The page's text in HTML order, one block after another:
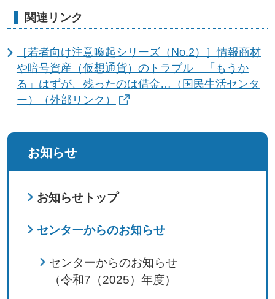
関連リンク
［若者向け注意喚起シリーズ（No.2）］情報商材
や暗号資産（仮想通貨）のトラブル 「もうか
る」はずが、残ったのは借金…（国民生活センタ
ー）（外部リンク）
お知らせ
お知らせトップ
センターからのお知らせ
センターからのお知らせ
（令和7（2025）年度）